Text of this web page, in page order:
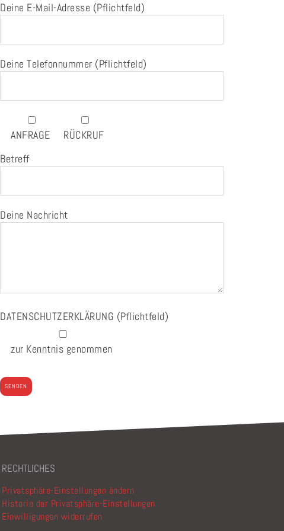
Deine E-Mail-Adresse (Pflichtfeld)
Deine Telefonnummer (Pflichtfeld)
ANFRAGE
RÜCKRUF
Betreff
Deine Nachricht
DATENSCHUTZERKLÄRUNG (Pflichtfeld)
zur Kenntnis genommen
RECHTLICHES
Privatsphäre-Einstellungen ändern
Historie der Privatsphäre-Einstellungen
Einwilligungen widerrufen